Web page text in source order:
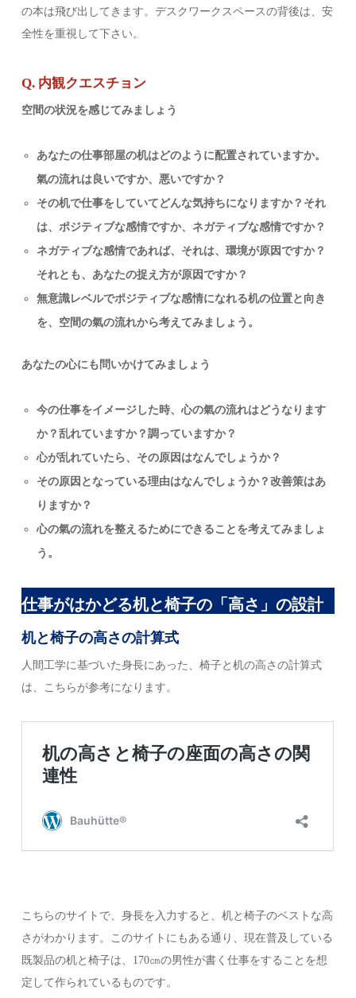
の本は飛び出してきます。デスクワークスペースの背後は、安
全性を重視して下さい。
Q. 内観クエスチョン
空間の状況を感じてみましょう
あなたの仕事部屋の机はどのように配置されていますか。
氣の流れは良いですか、悪いですか？
その机で仕事をしていてどんな気持ちになりますか？それ
は、ポジティブな感情ですか、ネガティブな感情ですか？
ネガティブな感情であれば、それは、環境が原因ですか？
それとも、あなたの捉え方が原因ですか？
無意識レベルでポジティブな感情になれる机の位置と向き
を、空間の氣の流れから考えてみましょう。
あなたの心にも問いかけてみましょう
今の仕事をイメージした時、心の氣の流れはどうなります
か？乱れていますか？調っていますか？
心が乱れていたら、その原因はなんでしょうか？
その原因となっている理由はなんでしょうか？改善策はあ
りますか？
心の氣の流れを整えるためにできることを考えてみましょ
う。
仕事がはかどる机と椅子の「高さ」の設計
机と椅子の高さの計算式
人間工学に基づいた身長にあった、椅子と机の高さの計算式
は、こちらが参考になります。
こちらのサイトで、身長を入力すると、机と椅子のベストな高
さがわかります。このサイトにもある通り、現在普及している
既製品の机と椅子は、170㎝の男性が書く仕事をすることを想
定して作られているものです。